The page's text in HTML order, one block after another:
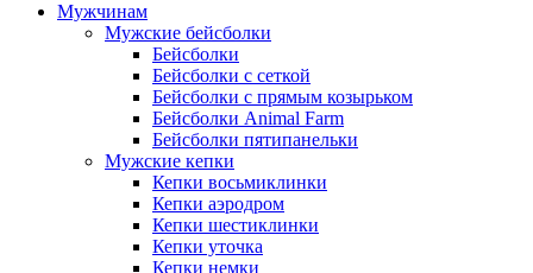
Мужчинам
Мужские бейсболки
Бейсболки
Бейсболки с сеткой
Бейсболки с прямым козырьком
Бейсболки Animal Farm
Бейсболки пятипанельки
Мужские кепки
Кепки восьмиклинки
Кепки аэродром
Кепки шестиклинки
Кепки уточка
Кепки немки